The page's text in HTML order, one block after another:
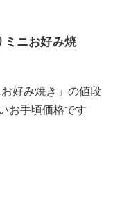
ミニお好み焼
好み焼き」の値段
お手頃価格です